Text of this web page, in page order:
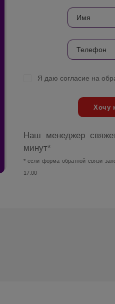
Я даю согласие на
Хочу
Наш менеджер
минут*
* если форма обратной связи
17.00